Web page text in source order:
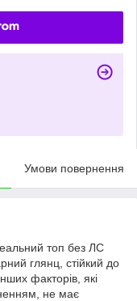
Умови повернення
топ без ЛС
глянц, стійкий до
факторів, які
не має